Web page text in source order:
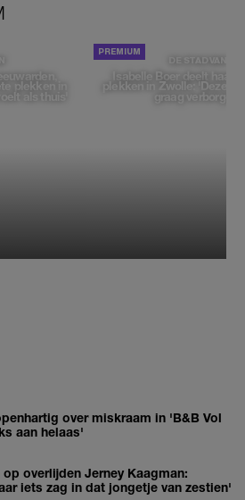
plekken in
als thuis'
DE STAD VAN
Isabelle Boer deelt haar
plekken in Zwolle: 'Deze
graag verborgen'
over miskraam in 'B&B Vol
aan helaas'
overlijden Jerney Kaagman:
iets zag in dat jongetje van zestien'